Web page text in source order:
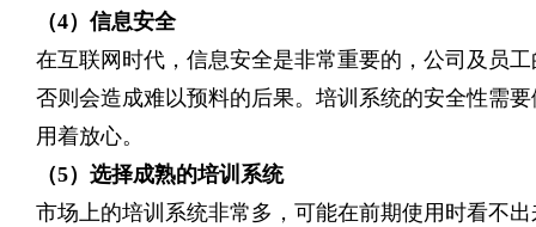
（4）信息安全
在互联网时代，信息安全是非常重要的，公司及员
否则会造成难以预料的后果。培训系统的安全性需
用着放心。
（5）选择成熟的培训系统
市场上的培训系统非常多，可能在前期使用时看不